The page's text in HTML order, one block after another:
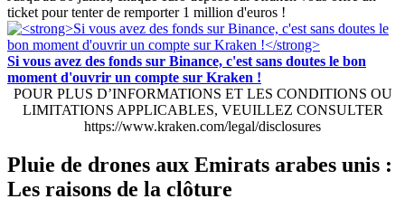
ticket pour tenter de remporter 1 million d'euros !
Si vous avez des fonds sur Binance, c'est sans doutes le bon
moment d'ouvrir un compte sur Kraken !
POUR PLUS D’INFORMATIONS ET LES CONDITIONS OU
LIMITATIONS APPLICABLES, VEUILLEZ CONSULTER
https://www.kraken.com/legal/disclosures
Pluie de drones aux Emirats arabes unis :
Les raisons de la clôture